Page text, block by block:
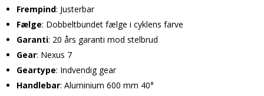
Frempind: Justerbar
Fælge: Dobbeltbundet fælge i cyklens farve
Garanti: 20 års garanti mod stelbrud
Gear: Nexus 7
Geartype: Indvendig gear
Handlebar: Aluminium 600 mm 40°